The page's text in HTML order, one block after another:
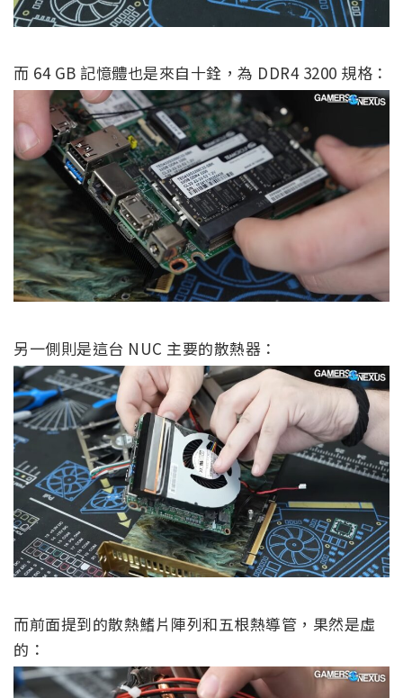
而 64 GB 記憶體也是來自十銓，為 DDR4 3200 規格：
另一側則是這台 NUC 主要的散熱器：
而前面提到的散熱鰭片陣列和五根熱導管，果然是虛
的：